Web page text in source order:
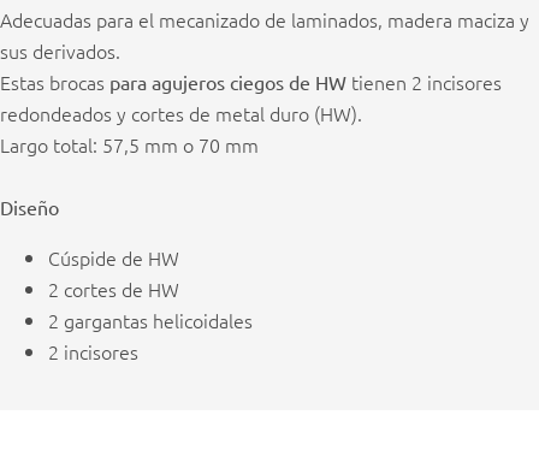
Adecuadas para el mecanizado de laminados, madera maciza y
sus derivados.
Estas brocas para agujeros ciegos de HW tienen 2 incisores
redondeados y cortes de metal duro (HW).
Largo total: 57,5 mm o 70 mm
Diseño
Cúspide de HW
2 cortes de HW
2 gargantas helicoidales
2 incisores